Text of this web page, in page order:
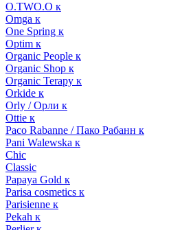
O.TWO.O к
Omga к
One Spring к
Optim к
Organic People к
Organic Shop к
Organic Terapy к
Orkide к
Orly / Орли к
Ottie к
Paco Rabanne / Пако Рабанн к
Pani Walewska к
Chic
Classic
Papaya Gold к
Parisa cosmetics к
Parisienne к
Pekah к